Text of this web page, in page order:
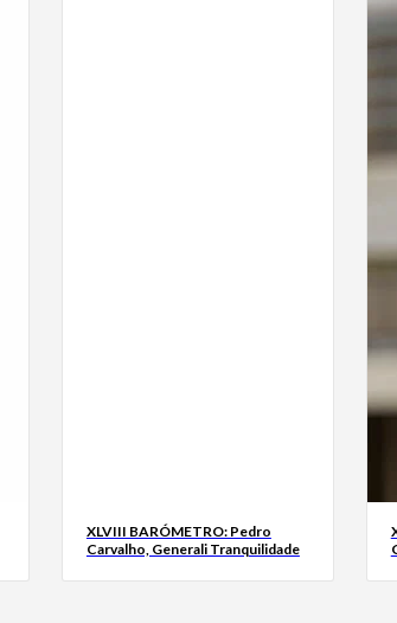
XLVIII BARÓMETRO: Pedro
Carvalho, Generali Tranquilidade